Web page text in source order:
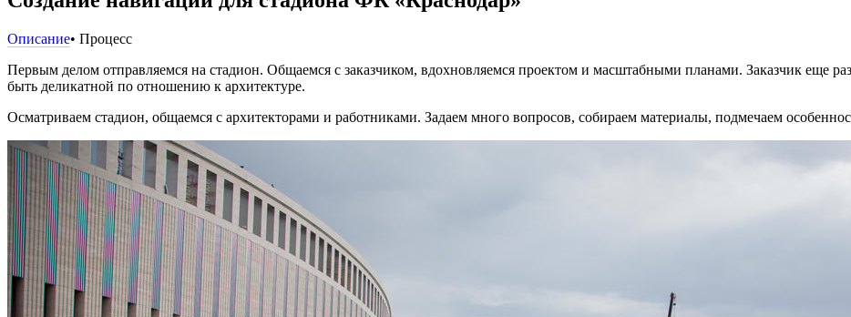
Описание• Процесс
Первым делом отправляемся на стадион. Общаемся с заказчиком, вдохновляемся проектом и масштабными планами. Заказчик еще
быть деликатной по отношению к архитектуре.
Осматриваем стадион, общаемся с архитекторами и работниками. Задаем много вопросов, собираем материалы, подмечаем